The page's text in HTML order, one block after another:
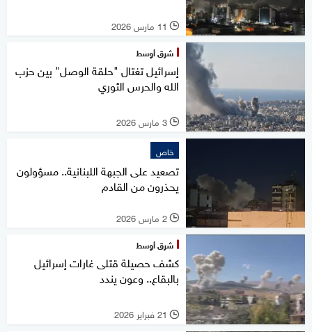
l 11 مارس 2026
شرق أوسط
إسرائيل تغتال "حلقة الوصل" بين حزب
الله والحرس الثوري
l 3 مارس 2026
خاص
تصعيد على الجبهة اللبنانية.. مسؤولون
يحذرون من القادم
l 2 مارس 2026
شرق أوسط
كشف حصيلة قتلى غارات إسرائيل
بالبقاع.. وعون يندد
l 21 فبراير 2026